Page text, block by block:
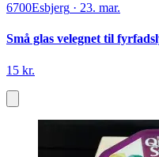
6700Esbjerg · 23. mar.
Små glas velegnet til
15 kr.